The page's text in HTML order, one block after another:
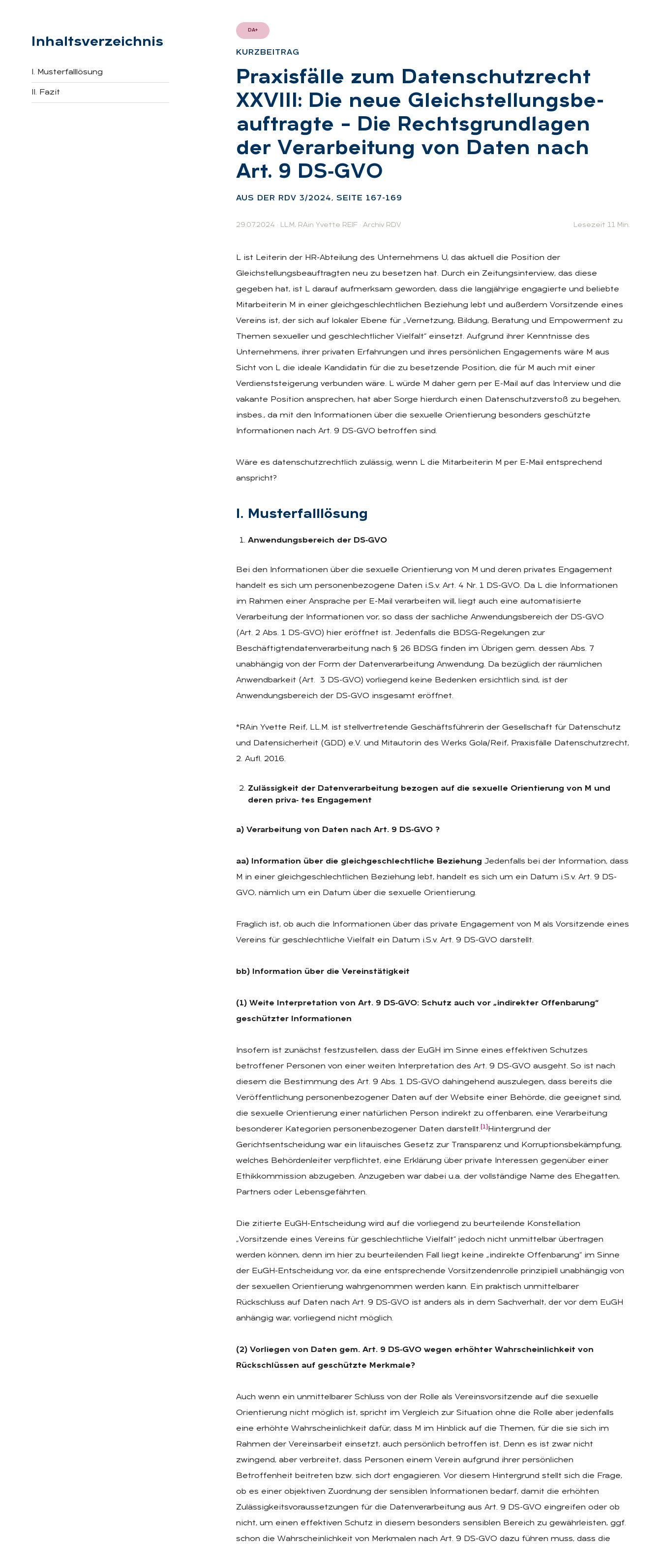
Inhaltsverzeichnis
I. Musterfalllösung
II. Fazit
DA+
KURZ­BEI­TRAG
:
Pra­xis­fäl­le zum Da­ten­schutz­recht
XXVIII: Die neue Gleich­stel­lungs­be­
auf­trag­te – Die Rechts­grund­la­gen
der Ver­ar­bei­tung von Da­ten nach
Art. 9 DS‑G­VO
AUS DER RDV 3/2024, SEI­TE 167-169
29.07.2024 · LL.M, RAin Yvette REIF · Archiv RDV Lesezeit 11 Min.
L ist Leiterin der HR-Abteilung des Unternehmens U, das aktuell die Position der
Gleichstellungsbeauftragten neu zu besetzen hat. Durch ein Zeitungsinterview, das diese
gegeben hat, ist L darauf aufmerksam geworden, dass die langjährige engagierte und beliebte
Mitarbeiterin M in einer gleichgeschlechtlichen Beziehung lebt und außerdem Vorsitzende eines
Vereins ist, der sich auf lokaler Ebene für „Vernetzung, Bildung, Beratung und Empowerment zu
Themen sexueller und geschlechtlicher Vielfalt“ einsetzt. Aufgrund ihrer Kenntnisse des
Unternehmens, ihrer privaten Erfahrungen und ihres persönlichen Engagements wäre M aus
Sicht von L die ideale Kandidatin für die zu besetzende Position, die für M auch mit einer
Verdienststeigerung verbunden wäre. L würde M daher gern per E-Mail auf das Interview und die
vakante Position ansprechen, hat aber Sorge hierdurch einen Datenschutzverstoß zu begehen,
insbes., da mit den Informationen über die sexuelle Orientierung besonders geschützte
Informationen nach Art. 9 DS-GVO betroffen sind.
Wäre es datenschutzrechtlich zulässig, wenn L die Mitarbeiterin M per E-Mail entsprechend
anspricht?
I. Mus­ter­fall­lö­sung
Anwendungsbereich der DS‑GVO
Bei den Informationen über die sexuelle Orientierung von M und deren privates Engagement
handelt es sich um personenbezogene Daten i.S.v. Art. 4 Nr. 1 DS-GVO. Da L die Informationen
im Rahmen einer Ansprache per E-Mail verarbeiten will, liegt auch eine automatisierte
Verarbeitung der Informationen vor, so dass der sachliche Anwendungsbereich der DS-GVO
(Art. 2 Abs. 1 DS-GVO) hier eröffnet ist. Jedenfalls die BDSG-Regelungen zur
Beschäftigtendatenverarbeitung nach § 26 BDSG finden im Übrigen gem. dessen Abs. 7
unabhängig von der Form der Datenverarbeitung Anwendung. Da bezüglich der räumlichen
Anwendbarkeit (Art. 3 DS-GVO) vorliegend keine Bedenken ersichtlich sind, ist der
Anwendungsbereich der DS-GVO insgesamt eröffnet.
*RAin Yvette Reif, LL.M. ist stellvertretende Geschäftsführerin der Gesellschaft für Datenschutz
und Datensicherheit (GDD) e.V. und Mitautorin des Werks Gola/Reif, Praxisfälle Datenschutzrecht,
2. Aufl. 2016.
Zulässigkeit der Datenverarbeitung bezogen auf die sexuelle Orientierung von M und
deren priva‑ tes Engagement
a) Verarbeitung von Daten nach Art. 9 DS‑GVO ?
aa) Information über die gleichgeschlechtliche Beziehung Jedenfalls bei der Information, dass
M in einer gleichgeschlechtlichen Beziehung lebt, handelt es sich um ein Datum i.S.v. Art. 9 DS-
GVO, nämlich um ein Datum über die sexuelle Orientierung.
Fraglich ist, ob auch die Informationen über das private Engagement von M als Vorsitzende eines
Vereins für geschlechtliche Vielfalt ein Datum i.S.v. Art. 9 DS-GVO darstellt.
bb) Information über die Vereinstätigkeit
(1) Weite Interpretation von Art. 9 DS‑GVO: Schutz auch vor „indirekter Offenbarung“
geschützter Informationen
Insofern ist zunächst festzustellen, dass der EuGH im Sinne eines effektiven Schutzes
betroffener Personen von einer weiten Interpretation des Art. 9 DS-GVO ausgeht. So ist nach
diesem die Bestimmung des Art. 9 Abs. 1 DS-GVO dahingehend auszulegen, dass bereits die
Veröffentlichung personenbezogener Daten auf der Website einer Behörde, die geeignet sind,
die sexuelle Orientierung einer natürlichen Person indirekt zu offenbaren, eine Verarbeitung
besonderer Kategorien personenbezogener Daten darstellt. [1] Hintergrund der
Gerichtsentscheidung war ein litauisches Gesetz zur Transparenz und Korruptionsbekämpfung,
welches Behördenleiter verpflichtet, eine Erklärung über private Interessen gegenüber einer
Ethikkommission abzugeben. Anzugeben war dabei u.a. der vollständige Name des Ehegatten,
Partners oder Lebensgefährten.
Die zitierte EuGH-Entscheidung wird auf die vorliegend zu beurteilende Konstellation
„Vorsitzende eines Vereins für geschlechtliche Vielfalt“ jedoch nicht unmittelbar übertragen
werden können, denn im hier zu beurteilenden Fall liegt keine „indirekte Offenbarung“ im Sinne
der EuGH-Entscheidung vor, da eine entsprechende Vorsitzendenrolle prinzipiell unabhängig von
der sexuellen Orientierung wahrgenommen werden kann. Ein praktisch unmittelbarer
Rückschluss auf Daten nach Art. 9 DS-GVO ist anders als in dem Sachverhalt, der vor dem EuGH
anhängig war, vorliegend nicht möglich.
(2) Vorliegen von Daten gem. Art. 9 DS‑GVO wegen erhöhter Wahrscheinlichkeit von
Rückschlüssen auf geschützte Merkmale?
Auch wenn ein unmittelbarer Schluss von der Rolle als Vereinsvorsitzende auf die sexuelle
Orientierung nicht möglich ist, spricht im Vergleich zur Situation ohne die Rolle aber jedenfalls
eine erhöhte Wahrscheinlichkeit dafür, dass M im Hinblick auf die Themen, für die sie sich im
Rahmen der Vereinsarbeit einsetzt, auch persönlich betroffen ist. Denn es ist zwar nicht
zwingend, aber verbreitet, dass Personen einem Verein aufgrund ihrer persönlichen
Betroffenheit beitreten bzw. sich dort engagieren. Vor diesem Hintergrund stellt sich die Frage,
ob es einer objektiven Zuordnung der sensiblen Informationen bedarf, damit die erhöhten
Zulässigkeitsvoraussetzungen für die Datenverarbeitung aus Art. 9 DS-GVO eingreifen oder ob
nicht, um einen effektiven Schutz in diesem besonders sensiblen Bereich zu gewährleisten, ggf.
schon die Wahrscheinlichkeit von Merkmalen nach Art. 9 DS-GVO dazu führen muss, dass die